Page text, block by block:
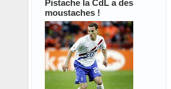
Pistache la CdL a des
moustaches !